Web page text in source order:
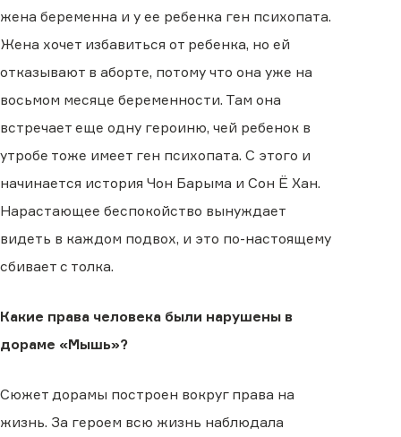
жена беременна и у ее ребенка ген психопата.
Жена хочет избавиться от ребенка, но ей
отказывают в аборте, потому что она уже на
восьмом месяце беременности. Там она
встречает еще одну героиню, чей ребенок в
утробе тоже имеет ген психопата. С этого и
начинается история Чон Барыма и Сон Ё Хан.
Нарастающее беспокойство вынуждает
видеть в каждом подвох, и это по-настоящему
сбивает с толка.
Какие права человека были нарушены в
дораме «Мышь»?
Сюжет дорамы построен вокруг права на
жизнь. За героем всю жизнь наблюдала